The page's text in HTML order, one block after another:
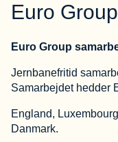
Euro Group
Euro Group
Jernbanefritid
Samarbejdet hedder
England,
Danmark.